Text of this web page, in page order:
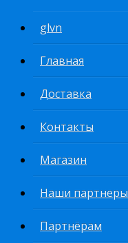
glvn
Главная
Доставка
Контакты
Магазин
Наши партнеры
Партнёрам